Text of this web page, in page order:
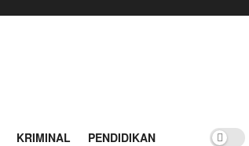
KRIMINAL PENDIDIKAN